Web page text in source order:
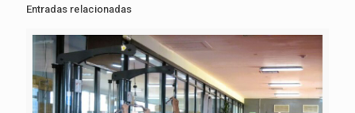
Entradas relacionadas